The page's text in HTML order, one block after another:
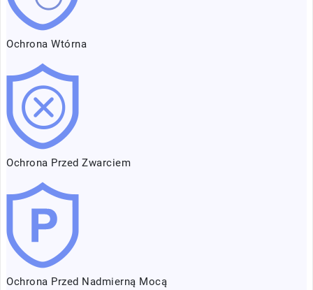
Ochrona Wtórna
Ochrona Przed Zwarciem
Ochrona Przed Nadmierną Mocą